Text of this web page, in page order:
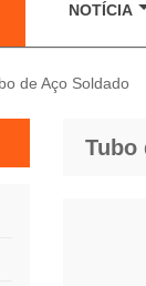
NOTÍCIA
de Aço Soldado
Tubo